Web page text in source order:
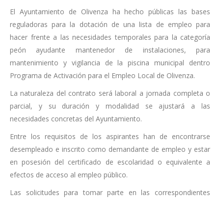
El Ayuntamiento de Olivenza ha hecho públicas las bases
reguladoras para la dotación de una lista de empleo para
hacer frente a las necesidades temporales para la categoría
peón ayudante mantenedor de instalaciones, para
mantenimiento y vigilancia de la piscina municipal dentro
Programa de Activación para el Empleo Local de Olivenza.
La naturaleza del contrato será laboral a jornada completa o
parcial, y su duración y modalidad se ajustará a las
necesidades concretas del Ayuntamiento.
Entre los requisitos de los aspirantes han de encontrarse
desempleado e inscrito como demandante de empleo y estar
en posesión del certificado de escolaridad o equivalente a
efectos de acceso al empleo público.
Las solicitudes para tomar parte en las correspondientes